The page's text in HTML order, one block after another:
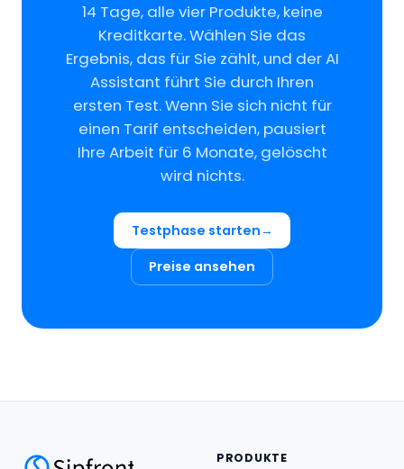
14 Tage, alle vier Produkte, keine
Kreditkarte. Wählen Sie das
Ergebnis, das für Sie zählt, und der AI
Assistant führt Sie durch Ihren
ersten Test. Wenn Sie sich nicht für
einen Tarif entscheiden, pausiert
Ihre Arbeit für 6 Monate, gelöscht
wird nichts.
Testphase starten
Preise ansehen
PRODUKTE